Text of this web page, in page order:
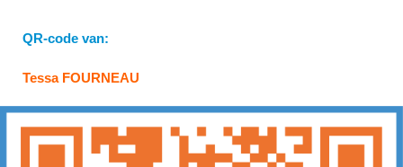
QR-code van:
Tessa FOURNEAU